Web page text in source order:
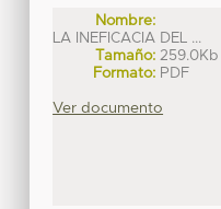
Nombre:
LA INEFICACIA DEL ...
Tamaño: 259.0Kb
Formato: PDF
Ver documento